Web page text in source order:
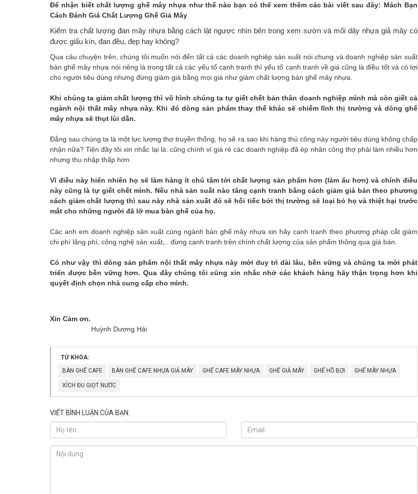
Để nhận biết chất lượng ghế mây nhựa như thế nào bạn có thể xem thêm các bài viết sau đây: Mách Bạn
Cách Đánh Giá Chất Lượng Ghế Giả Mây
Kiểm tra chất lượng đan mây nhựa bằng cách lật ngược nhìn bên trong xem sườn và mối dây nhựa giả mây có
được giấu kín, đan đều, đẹp hay không?
Qua câu chuyện trên, chúng tôi muốn nói đến tất cả các doanh nghiệp sản xuất nói chung và doanh nghiệp sản xuất
bàn ghế mây nhựa nói riêng là trong tất cả các yếu tố cạnh tranh thì yếu tố cạnh tranh về giá cũng là điều tốt và có lợi
cho người tiêu dùng nhưng đừng giảm giá bằng mọi giá như giảm chất lượng bàn ghế mây nhựa.
Khi chúng ta giảm chất lượng thì vô hình chúng ta tự giết chết bản thân doanh nghiệp mình mà còn giết cả
ngành nội thất mây nhựa này. Khi đó dòng sản phẩm thay thế khác sẽ chiếm lĩnh thị trường và dòng ghế
mây nhựa sẽ thụt lùi dần.
Đằng sau chúng ta là một lực lượng thợ truyền thống, họ sẽ ra sao khi hàng thủ công này người tiêu dùng không chấp
nhận nữa? Tiện đây tôi xin nhắc lại là: cũng chính vì giá rẻ các doanh nghiệp đã ép nhân công thợ phải làm nhiều hơn
nhưng thu nhập thấp hơn.
Vì điều này hiển nhiên họ sẽ làm hàng ít chú tâm tới chất lượng sản phẩm hơn (làm ẩu hơn) và chính điều
này cũng là tự giết chết mình. Nếu nhà sản suất nào tăng cạnh tranh bằng cách giảm giá bán theo phương
cách giảm chất lượng thì sau này nhà sản xuất đó sẽ hối tiếc bởi thị trường sẽ loại bỏ họ và thiệt hại trước
mắt cho những người đã lỡ mua bàn ghế của họ.
Các anh em doanh nghiệp sản xuất cùng ngành bàn ghế mây nhựa xin hãy cạnh tranh theo phương pháp cắt giảm
chi phí lãng phí, công nghệ sản xuất,.. đừng cạnh tranh trên chính chất lượng của sản phẩm thông qua giá bán.
Có như vậy thì dòng sản phẩm nội thất mây nhựa này mới duy trì dài lâu, bền vững và chúng ta mới phát
triển được bền vững hơn. Qua đây chúng tôi cũng xin nhắc nhở các khách hàng hãy thận trọng hơn khi
quyết định chọn nhà cung cấp cho mình.
Xin Cảm ơn.
Huỳnh Dương Hải
TỪ KHÓA:
BÀN GHẾ CAFE
BÀN GHẾ CAFE NHỰA GIẢ MÂY GHẾ CAFE MÂY NHỰA GHẾ GIẢ MÂY GHẾ HỒ BƠI GHẾ MÂY NHỰA
XÍCH ĐU GIỌT NƯỚC
VIẾT BÌNH LUẬN CỦA BẠN: